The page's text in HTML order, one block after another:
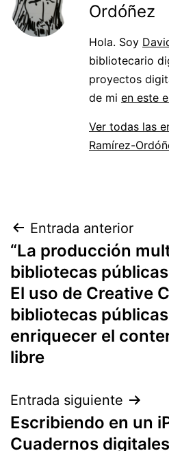
Ordóñez
Hola. Soy
bibliotecario
proyectos
de mi en este
Ver todas las
Ramírez-
Navegación
de
entradas
Entrada anterior
“La producción
bibliotecas
El uso de Creative
bibliotecas
enriquecer el
libre
Entrada siguiente
Escribiendo en un
Cuadernos digitales